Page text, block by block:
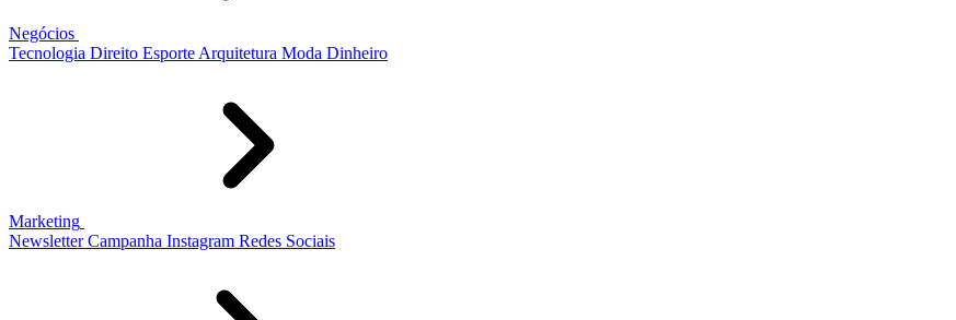
Negócios
Tecnologia Direito Esporte Arquitetura Moda Dinheiro
Marketing
Newsletter Campanha Instagram Redes Sociais